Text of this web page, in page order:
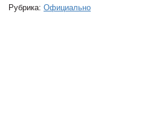
Рубрика: Официально